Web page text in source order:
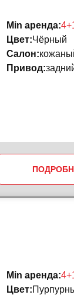
Min аренда:
Цвет:Чёрный
Салон:
Привод:
Min аренда:
Цвет: